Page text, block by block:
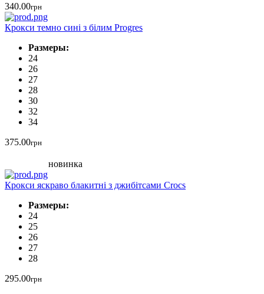
340.00грн
Крокси темно сині з білим Progres
Размеры:
24
26
27
28
30
32
34
375.00грн
новинка
Крокси яскраво блакитні з джибітсами Crocs
Размеры:
24
25
26
27
28
295.00грн